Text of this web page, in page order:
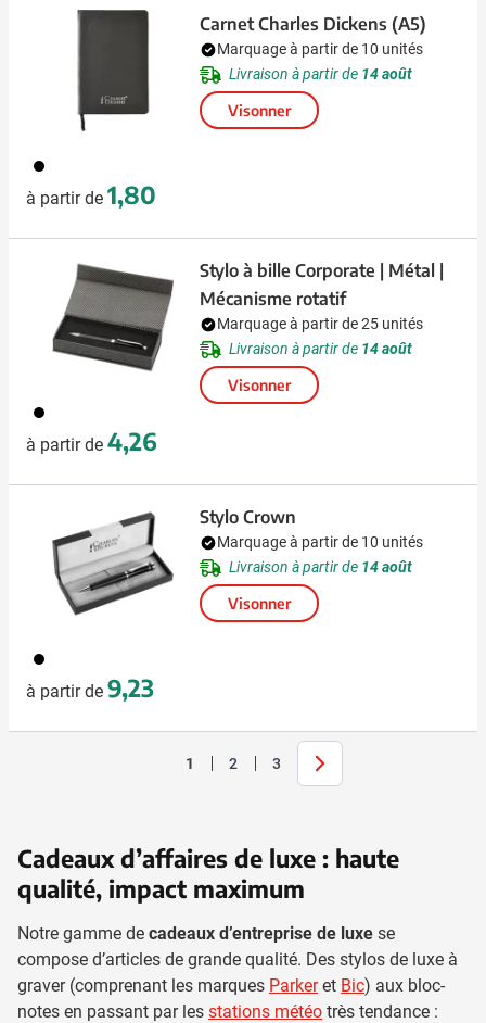
001
à partir de 1,80
Carnet Charles Dickens (A5)
Marquage à partir de 10 unités
Livraison à partir de 14 août
Visonner
001
à partir de 4,26
Stylo à bille Corporate | Métal |
Mécanisme rotatif
Marquage à partir de 25 unités
Livraison à partir de 14 août
Visonner
001
à partir de 9,23
Stylo Crown
Marquage à partir de 10 unités
Livraison à partir de 14 août
Visonner
Vous lisez actuellement la page
1 Page
2 Page
3 Suivant
Cadeaux d’affaires de luxe : haute
qualité, impact maximum
Notre gamme de cadeaux d’entreprise de luxe se
compose d’articles de grande qualité. Des stylos de luxe à
graver (comprenant les marques Parkeret Bic) aux bloc-
notes en passant par les stations météo très tendance :